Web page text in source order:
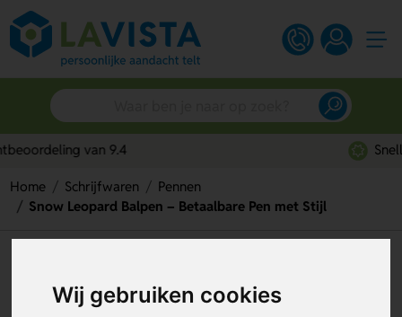
Wij gebruiken cookies
Home Schrijfwaren
Pennen
Snow Leopard Balpen – Betaalbare Pen met Stijl
Betaalbare Pen met Stijl